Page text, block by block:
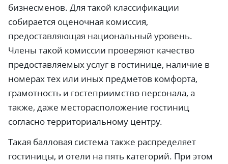
бизнесменов. Для такой классификации
собирается оценочная комиссия,
предоставляющая национальный уровень.
Члены такой комиссии проверяют качество
предоставляемых услуг в гостинице, наличие в
номерах тех или иных предметов комфорта,
грамотность и гостеприимство персонала, а
также, даже месторасположение гостиниц
согласно территориальному центру.
Такая балловая система также распределяет
гостиницы, и отели на пять категорий. При этом